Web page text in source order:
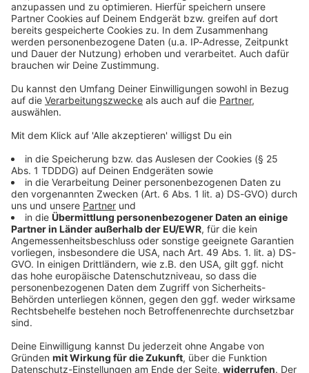
Kontaktformular
Sprachnachricht
© dpa-infocom, dpa:260623-930-270116/1
Bayern
Gewalt bei «Schanzenfest» rund um YouTuber
«Drachenlord»